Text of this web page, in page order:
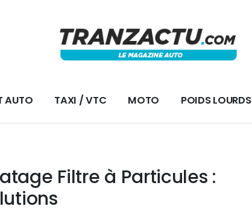
AUTO TAXI / VTC MOTO POIDS LOURDS
Filtre à Particules :